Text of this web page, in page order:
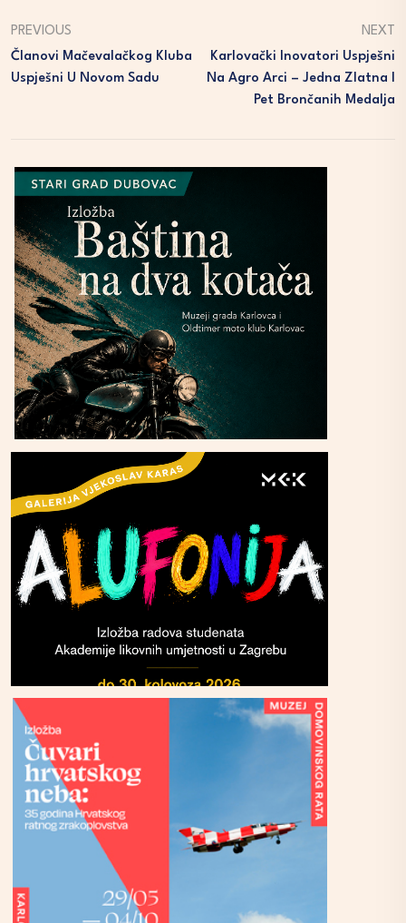
PREVIOUS
Članovi Mačevalačkog Kluba
Uspješni U Novom Sadu
NEXT
Karlovački Inovatori Uspješni
Na Agro Arci – Jedna Zlatna I
Pet Brončanih Medalja